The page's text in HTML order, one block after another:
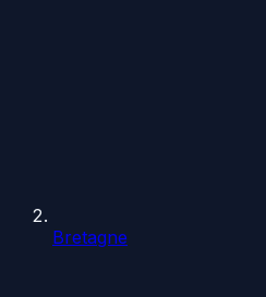
Bretagne